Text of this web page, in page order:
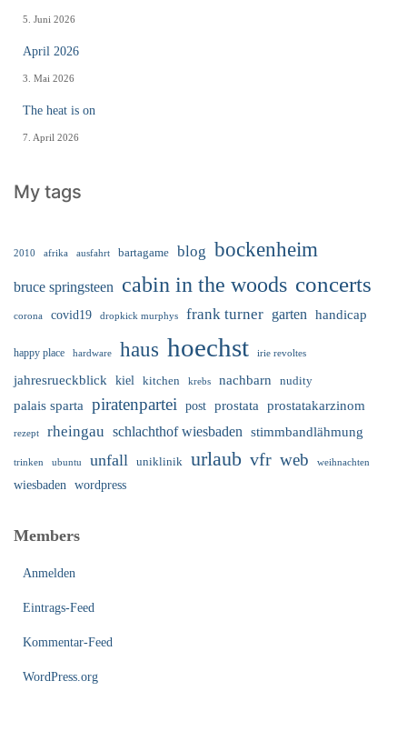
5. Juni 2026
April 2026
3. Mai 2026
The heat is on
7. April 2026
My tags
2010 afrika ausfahrt bartagame blog bockenheim
bruce springsteen cabin in the woods concerts
corona covid19 dropkick murphys frank turner garten handicap
happy place hardware haus hoechst irie revoltes
jahresrueckblick kiel kitchen krebs nachbarn nudity
palais sparta piratenpartei post prostata prostatakarzinom
rezept rheingau schlachthof wiesbaden stimmbandlähmung
trinken ubuntu unfall uniklinik urlaub vfr web weihnachten
wiesbaden wordpress
Members
Anmelden
Eintrags-Feed
Kommentar-Feed
WordPress.org